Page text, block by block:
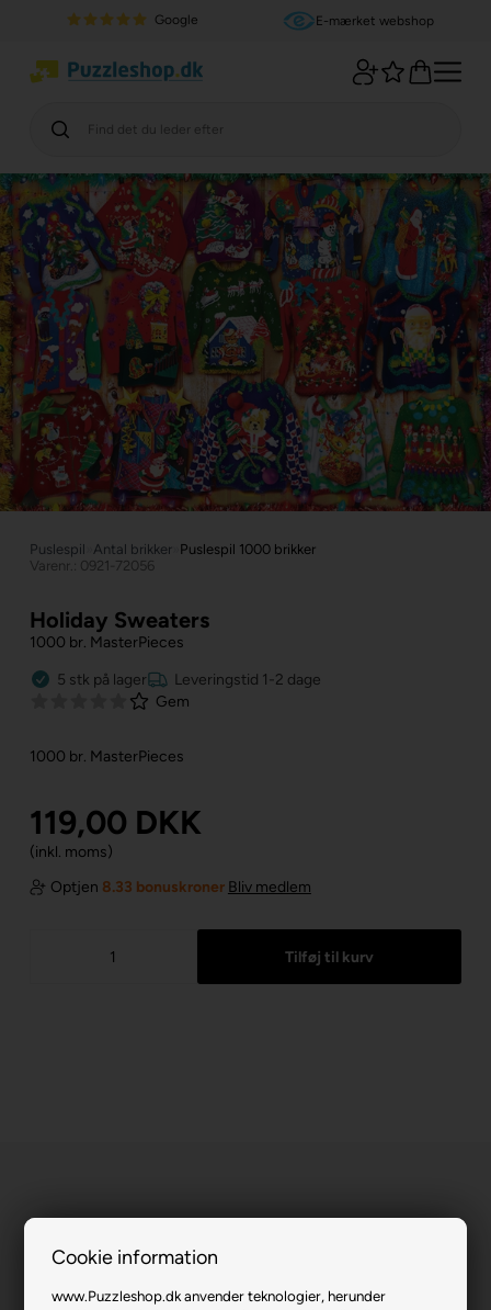
Cookie information
www.Puzzleshop.dk anvender teknologier, herunder
Google E-mærket webshop
Puslespil Antal brikker Puslespil 1000 brikker
Varenr.: 0921-72056
Holiday Sweaters
1000 br. MasterPieces
5 stk på lager
Leveringstid 1-2 dage
Gem
1000 br. MasterPieces
119,00 DKK
(inkl. moms)
Optjen 8.33 bonuskroner Bliv medlem